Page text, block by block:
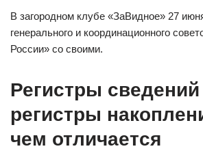
В загородном клубе «ЗаВидное» 27
генерального и координационного
России» со своими.
Регистры сведений
регистры
чем отличается